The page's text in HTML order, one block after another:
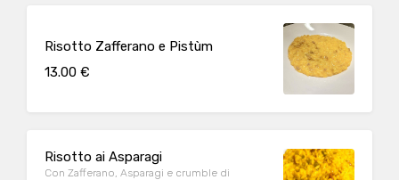
Risotto Zafferano e Pistùm
13.00 €
Risotto ai Asparagi
Con Zafferano, Asparagi e crumble di